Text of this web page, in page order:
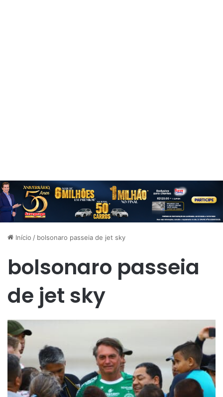
Início / bolsonaro passeia de jet sky
bolsonaro passeia
de jet sky